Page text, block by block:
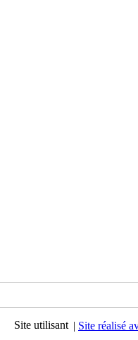
| Site réalisé